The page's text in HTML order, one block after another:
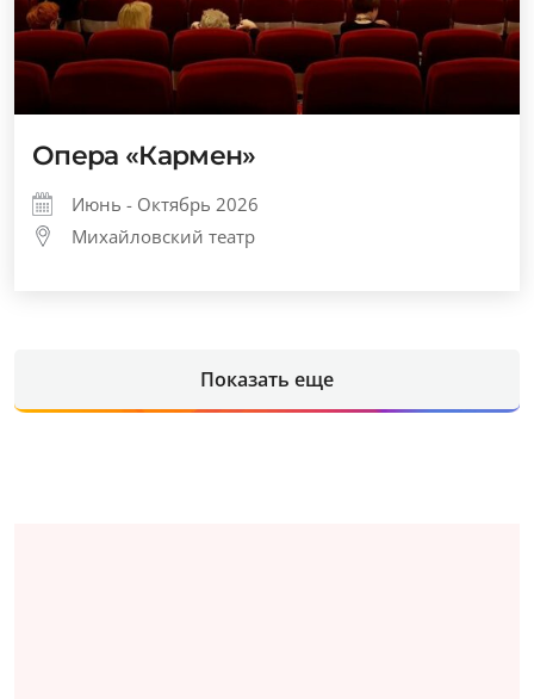
Опера «Кармен»
Июнь - Октябрь 2026
Михайловский театр
Показать еще